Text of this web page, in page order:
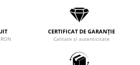
și
CERTIFICAT DE GARANȚIE
Calitate și autenticitate